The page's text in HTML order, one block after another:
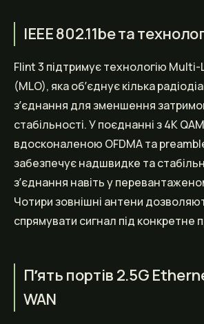
IEEE 802.11be та
Flint 3 підтримує технологію
(MLO), яка обʼєднує кілька
зʼєднання для зменшення
стабільності. У поєднанні з 4K
вдосконаленою OFDMA та
забезпечує надшвидке та
зʼєднання навіть у
Чотири зовнішні антени
спрямувати сигнал під конкретне
Пʼять портів 2.5G
WAN